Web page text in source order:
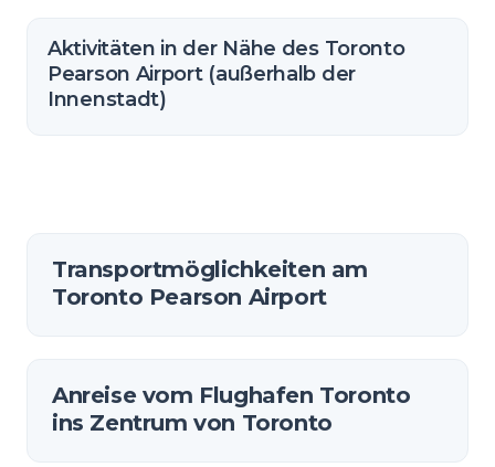
Aktivitäten in der Nähe des Toronto
Pearson Airport (außerhalb der
Innenstadt)
Transportmöglichkeiten am
Toronto Pearson Airport
Anreise vom Flughafen Toronto
ins Zentrum von Toronto